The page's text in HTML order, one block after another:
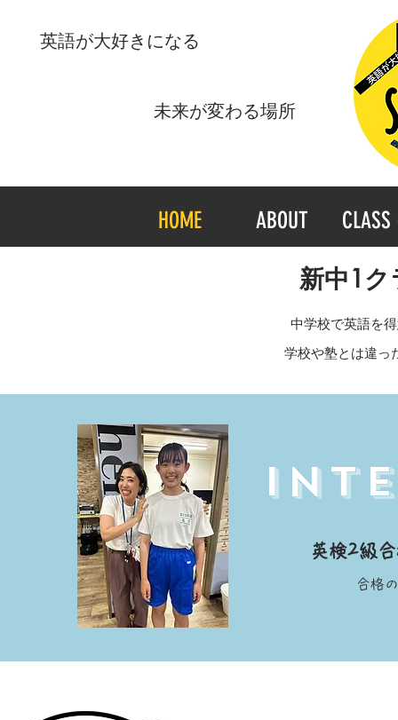
​英語が大好きになる
​未来が変わる場所
HOME ABOUT
新中1ク
中学校で英語を
学校や塾とは違っ
英検2級
合格